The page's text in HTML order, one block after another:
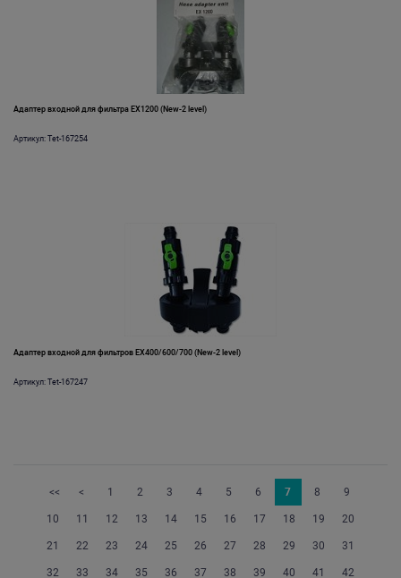
Адаптер входной для фильтра EX1200 (New-2 level)
Артикул: Tet-167254
Адаптер входной для фильтров EX400/600/700 (New-2 level)
Артикул: Tet-167247
<< < 1 2 3 4 5 6 7 8 9
10 11 12 13 14 15 16 17 18 19 20
21 22 23 24 25 26 27 28 29 30 31
32 33 34 35 36 37 38 39 40 41 42